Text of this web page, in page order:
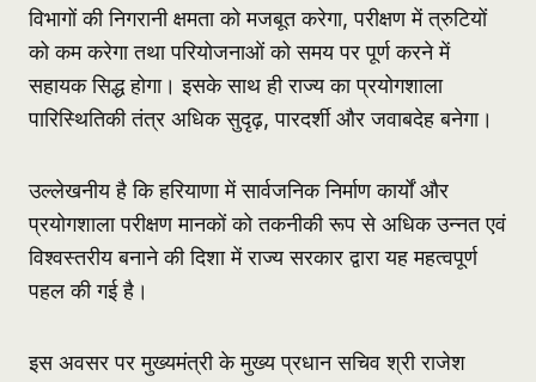
विभागों की निगरानी क्षमता को मजबूत करेगा, परीक्षण में त्रुटियों
को कम करेगा तथा परियोजनाओं को समय पर पूर्ण करने में
सहायक सिद्ध होगा। इसके साथ ही राज्य का प्रयोगशाला
पारिस्थितिकी तंत्र अधिक सुदृढ़, पारदर्शी और जवाबदेह बनेगा।
उल्लेखनीय है कि हरियाणा में सार्वजनिक निर्माण कार्यों और
प्रयोगशाला परीक्षण मानकों को तकनीकी रूप से अधिक उन्नत एवं
विश्वस्तरीय बनाने की दिशा में राज्य सरकार द्वारा यह महत्वपूर्ण
पहल की गई है।
इस अवसर पर मुख्यमंत्री के मुख्य प्रधान सचिव श्री राजेश